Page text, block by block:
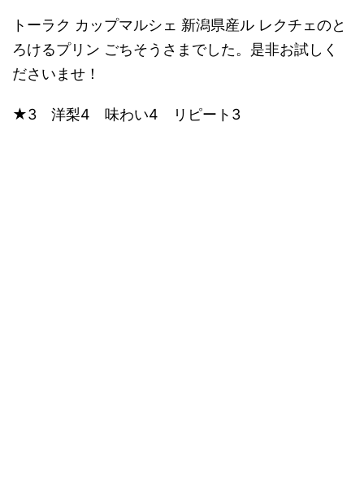
トーラク カップマルシェ 新潟県産ル レクチェのと
ろけるプリン ごちそうさまでした。是非お試しく
ださいませ！
★3 洋梨4 味わい4 リピート3